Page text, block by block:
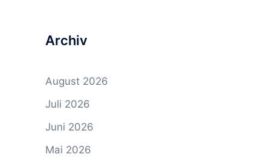
Archiv
August 2026
Juli 2026
Juni 2026
Mai 2026